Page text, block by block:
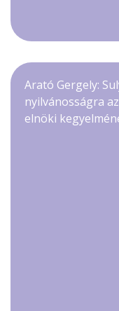
Arató Gergely:
nyilvánosságra
elnöki